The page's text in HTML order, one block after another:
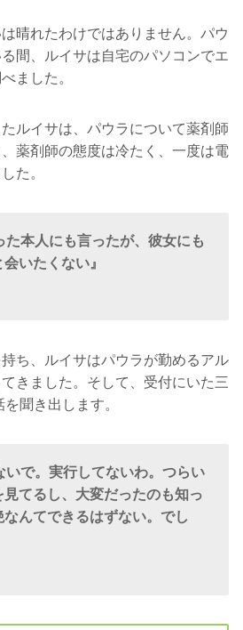
晴れたわけではありません。パウ
間、ルイサは自宅のパソコンでエ
ました。
ルイサは、パウラについて薬剤師
薬剤師の態度は冷たく、一度は電
た。
た本人にも言ったが、彼女にも
いたくない』
ち、ルイサはパウラが勤めるアル
きました。そして、受付にいた三
聞き出します。
いで。実行してないわ。つらい
てるし、大変だったのも知っ
んてできるはずない。でし